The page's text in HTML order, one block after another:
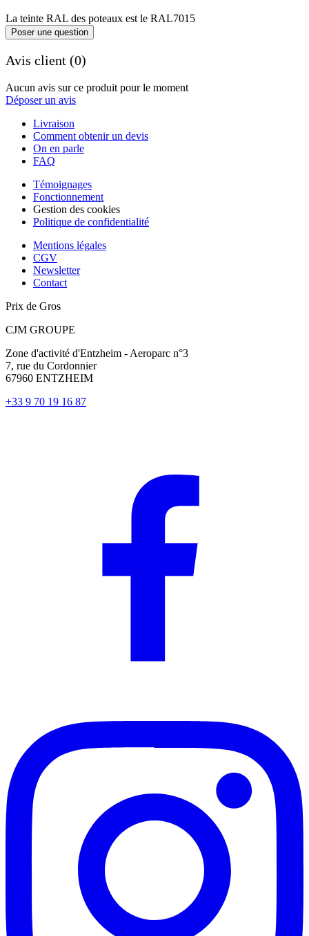
La teinte RAL des poteaux est le RAL7015
Poser une question
Avis client (0)
Aucun avis sur ce produit pour le moment
Déposer un avis
Livraison
Comment obtenir un devis
On en parle
FAQ
Témoignages
Fonctionnement
Gestion des cookies
Politique de confidentialité
Mentions légales
CGV
Newsletter
Contact
Prix de Gros
CJM GROUPE
Zone d'activité d'Entzheim - Aeroparc n°3
7, rue du Cordonnier
67960 ENTZHEIM
+33 9 70 19 16 87